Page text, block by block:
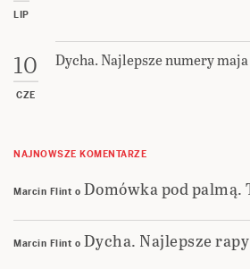
LIP
10
CZE
Dycha. Najlepsze numery
NAJNOWSZE KOMENTARZE
Marcin Flint o Domówka pod palmą.
Marcin Flint o Dycha. Najlepsze